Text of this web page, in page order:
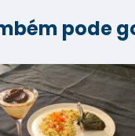
pode